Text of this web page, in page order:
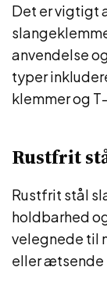
Det er vigtigt
anvendelse
typer
klemmer og
Rustfrit
Rustfrit stål
holdbarhed
velegnede til
eller ætsende